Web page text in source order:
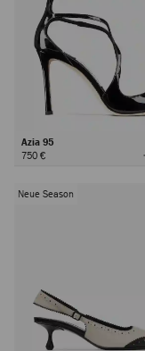
Azia 95
750 €
Neue Season